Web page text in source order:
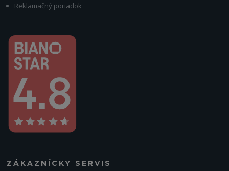
Reklamačný poriadok
ZÁKAZNÍCKY SERVIS